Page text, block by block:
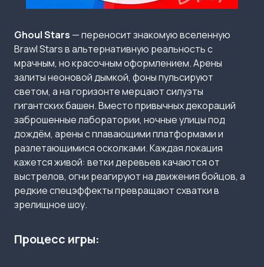
Ghoul Stars — переносит знакомую вселенную
Brawl Stars в альтернативную реальность с
мрачным, но красочным оформлением. Арены
залиты неоновой дымкой, фоны пульсируют
светом, а на горизонте мерцают силуэты
гигантских башен. Вместо привычных декораций
заброшенные лаборатории, ночные улицы под
дождём, арены с плавающими платформами и
разлетающимися осколками. Каждая локация
кажется живой: ветки деревьев качаются от
выстрелов, огни реагируют на движения бойцов, а
редкие спецэффекты превращают схватки в
зрелищное шоу.
Процесс игры: